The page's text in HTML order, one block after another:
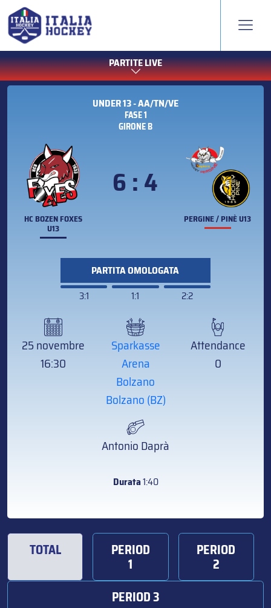
PARTITE LIVE
UNDER 13 - AA/TN/VE
FASE 1
GIRONE B
HC BOZEN FOXES
U13
6 : 4
PERGINE / PINÈ U13
PARTITA OMOLOGATA
3:1
1:1 2:2
25 novembre
16:30
Sparkasse
Arena
Bolzano
Bolzano (BZ)
Attendance
0
Antonio Daprà
Durata1:40
TOTAL PERIOD
1
PERIOD
2
PERIOD 3